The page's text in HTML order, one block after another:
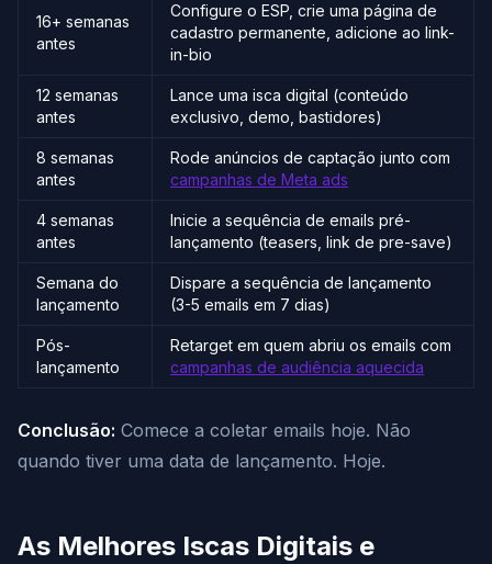
16+ semanas
antes
Configure o ESP, crie uma página de
cadastro permanente, adicione ao link-
in-bio
12 semanas
antes
Lance uma isca digital (conteúdo
exclusivo, demo, bastidores)
8 semanas
antes
Rode anúncios de captação junto com
campanhas de Meta ads
4 semanas
antes
Inicie a sequência de emails pré-
lançamento (teasers, link de pre-save)
Semana do
lançamento
Dispare a sequência de lançamento
(3-5 emails em 7 dias)
Pós-
lançamento
Retarget em quem abriu os emails com
campanhas de audiência aquecida
Conclusão: Comece a coletar emails hoje. Não
quando tiver uma data de lançamento. Hoje.
As Melhores Iscas Digitais e